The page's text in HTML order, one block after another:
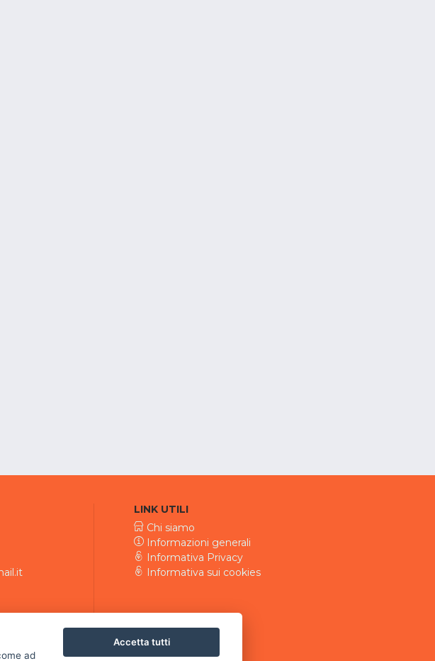
LINK UTILI
Chi siamo
Informazioni generali
Informativa Privacy
Informativa sui cookies
ad
Accetta tutti